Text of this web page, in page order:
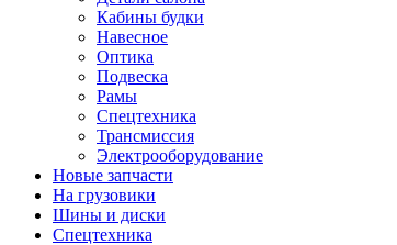
Кабины будки
Навесное
Оптика
Подвеска
Рамы
Спецтехника
Трансмиссия
Электрооборудование
Новые запчасти
На грузовики
Шины и диски
Спецтехника